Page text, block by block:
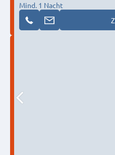
Mind. 1 Nacht